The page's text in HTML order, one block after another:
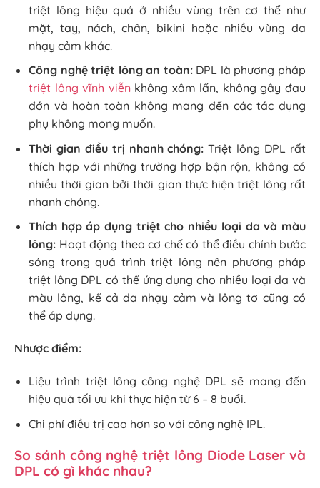
triệt lông hiệu quả ở nhiều vùng trên cơ thể như
mặt, tay, nách, chân, bikini hoặc nhiều vùng da
nhạy cảm khác.
Công nghệ triệt lông an toàn:DPL là phương pháp
triệt lông vĩnh viễnkhông xâm lấn, không gây đau
đớn và hoàn toàn không mang đến các tác dụng
phụ không mong muốn.
Thời gian điều trị nhanh chóng: Triệt lông DPL rất
thích hợp với những trường hợp bận rộn, không có
nhiều thời gian bởi thời gian thực hiện triệt lông rất
nhanh chóng.
Thích hợp áp dụng triệt cho nhiều loại da và màu
lông: Hoạt động theo cơ chế có thể điều chỉnh bước
sóng trong quá trình triệt lông nên phương pháp
triệt lông DPL có thể ứng dụng cho nhiều loại da và
màu lông, kể cả da nhạy cảm và lông tơ cũng có
thể áp dụng.
Nhược điểm:
Liệu trình triệt lông công nghệ DPL sẽ mang đến
hiệu quả tối ưu khi thực hiện từ 6 – 8 buổi.
Chi phí điều trị cao hơn so với công nghệ IPL.
So sánh công nghệ triệt lông Diode Laser và
DPL có gì khác nhau?